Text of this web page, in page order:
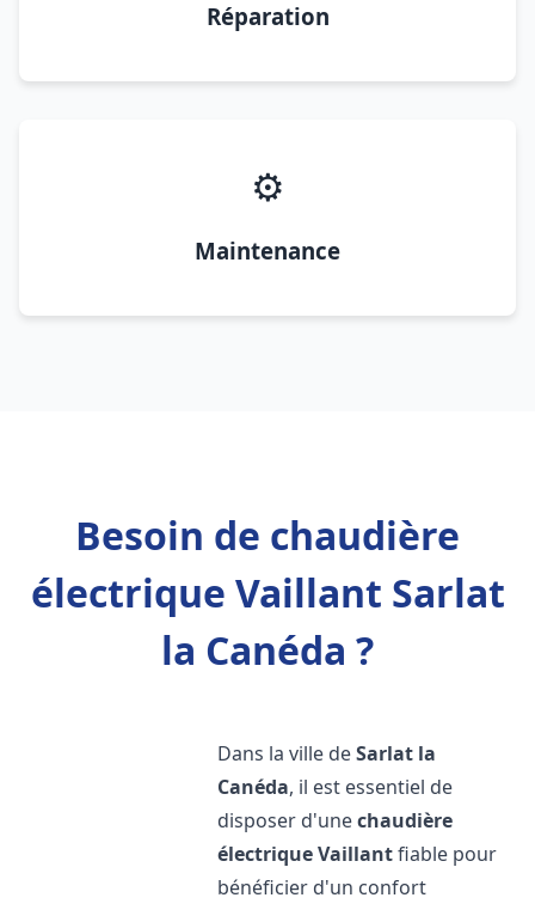
Réparation
⚙️
Maintenance
Besoin de chaudière
électrique Vaillant Sarlat
la Canéda ?
Dans la ville deSarlat la
Canéda, il est essentiel de
disposer d'unechaudière
électrique Vaillantfiable pour
bénéficier d'un confort